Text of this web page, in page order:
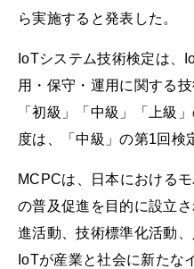
ら実施すると発表した。
IoTシステム技術検定は、
用・保守・運用に関する
「初級」「中級」「上級
度は、「中級」の第1回検
MCPCは、日本における
の普及促進を目的に設立
進活動、技術標準化活動
IoTが産業と社会に新たな